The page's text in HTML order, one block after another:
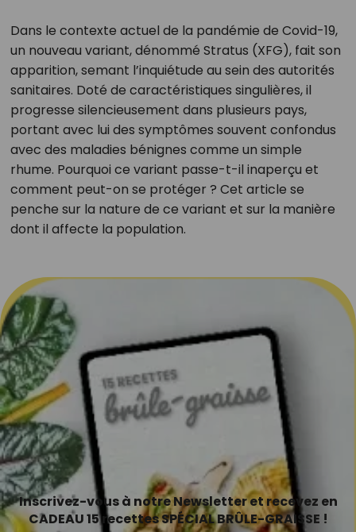
Dans le contexte actuel de la pandémie de Covid-19,
un nouveau variant, dénommé Stratus (XFG), fait son
apparition, semant l’inquiétude au sein des autorités
sanitaires. Doté de caractéristiques singulières, il
progresse silencieusement dans plusieurs pays,
portant avec lui des symptômes souvent confondus
avec des maladies bénignes comme un simple
rhume. Pourquoi ce variant passe-t-il inaperçu et
comment peut-on se protéger ? Cet article se
penche sur la nature de ce variant et sur la manière
dont il affecte la population.
Inscrivez-vous à notre Newsletter et recevez en
CADEAU 15 recettes SPÉCIAL BRÛLE-GRAISSE !